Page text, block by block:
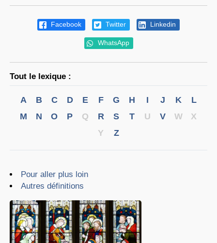
Facebook Twitter Linkedin
WhatsApp
Tout le lexique :
A B C D E F G H I J K
L
M
N O P Q R S T U V W
X
Y
Z
Pour aller plus loin
Autres définitions